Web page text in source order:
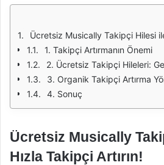
Ücretsiz Musically Takipçi Hilesi
1. Takipçi Artırmanın Önemi
2. Ücretsiz Takipçi Hileleri:
3. Organik Takipçi Artırma
4. Sonuç
Ücretsiz Musically
Hızla Takipçi Artırın!